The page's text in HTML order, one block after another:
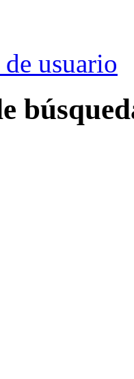
usuario